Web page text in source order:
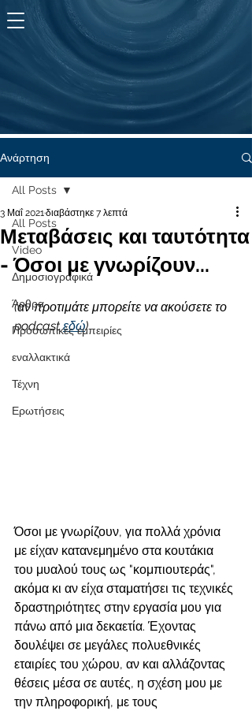
Ανάρτηση
All Posts
Video
Δημοσιογραφικά
Άρθρα
Προσωπικές εμπειρίες
εναλλακτικά
Τέχνη
Ερωτήσεις
All Posts
Μεταβάσεις και ταυτότητα
- Όσοι με γνωρίζουν...
3 Μαΐ 2021διαβάστηκε 7 λεπτά
(αν προτιμάτε μπορείτε να ακούσετε το
podcast εδώ)
Όσοι με γνωρίζουν, για πολλά χρόνια
με είχαν κατανεμημένο στα κουτάκια
του μυαλού τους ως "κομπιουτεράς",
ακόμα κι αν είχα σταματήσει τις τεχνικές
δραστηριότητες στην εργασία μου για
πάνω από μια δεκαετία. Έχοντας
δουλέψει σε μεγάλες πολυεθνικές
εταιρίες του χώρου, αν και αλλάζοντας
θέσεις μέσα σε αυτές, η σχέση μου με
την πληροφορική, με τους